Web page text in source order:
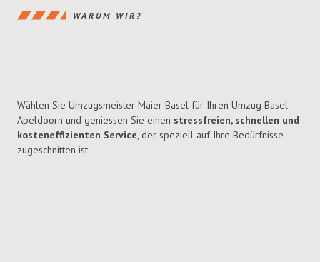
WARUM WIR?
Wählen Sie Umzugsmeister Maier Basel für Ihren Umzug Basel
Apeldoorn und geniessen Sie einen stressfreien, schnellen und
kosteneffizienten Service, der speziell auf Ihre Bedürfnisse
zugeschnitten ist.